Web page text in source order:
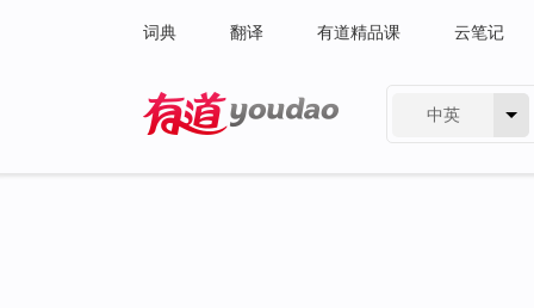
词典 翻译 有道精品课 云笔记
中英